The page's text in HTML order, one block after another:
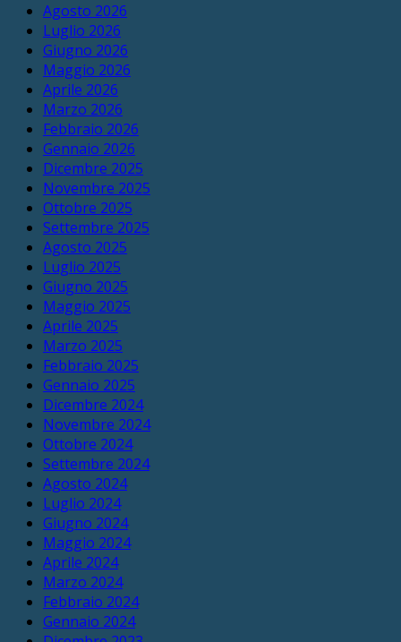
Agosto 2026
Luglio 2026
Giugno 2026
Maggio 2026
Aprile 2026
Marzo 2026
Febbraio 2026
Gennaio 2026
Dicembre 2025
Novembre 2025
Ottobre 2025
Settembre 2025
Agosto 2025
Luglio 2025
Giugno 2025
Maggio 2025
Aprile 2025
Marzo 2025
Febbraio 2025
Gennaio 2025
Dicembre 2024
Novembre 2024
Ottobre 2024
Settembre 2024
Agosto 2024
Luglio 2024
Giugno 2024
Maggio 2024
Aprile 2024
Marzo 2024
Febbraio 2024
Gennaio 2024